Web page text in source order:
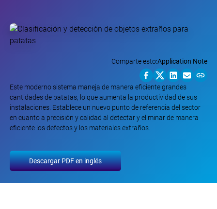
Este moderno sistema maneja de manera eficiente grandes
cantidades de patatas, lo que aumenta la productividad de sus
instalaciones. Establece un nuevo punto de referencia del sector
en cuanto a precisión y calidad al detectar y eliminar de manera
eficiente los defectos y los materiales extraños.
Descargar PDF en inglés
Comparte esto:Application Note